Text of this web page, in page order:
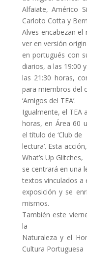
Alfaiate, Américo
Carloto Cotta y
Alves encabezan
ver en versión
en portugués con
diarios, a las 19:00
las 21:30 horas,
para miembros del
‘Amigos del TEA’.
Igualmente, el TEA
horas, en Área 60
el título de ‘Club de
lectura’. Esta
What’s Up Glitches,
se centrará en una
textos vinculados a
exposición y se
mismos.
También este
la
Naturaleza y el
Cultura Portuguesa